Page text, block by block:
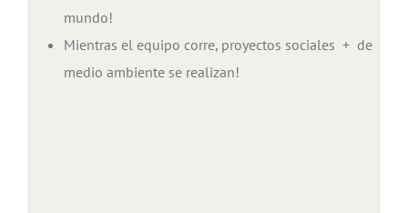
mundo!
Mientras el equipo corre, proyectos sociales + de
medio ambiente se realizan!